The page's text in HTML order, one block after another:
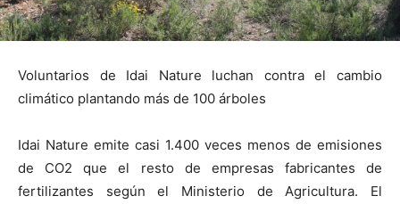
Voluntarios de Idai Nature luchan contra el cambio
climático plantando más de 100 árboles
Idai Nature emite casi 1.400 veces menos de emisiones
de CO2 que el resto de empresas fabricantes de
fertilizantes según el Ministerio de Agricultura. El